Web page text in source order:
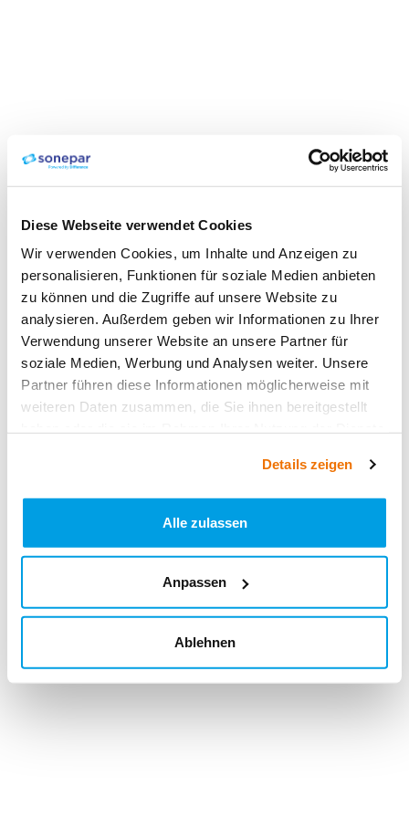
Diese Webseite verwendet Cookies
Wir verwenden Cookies, um Inhalte und Anzeigen zu
personalisieren, Funktionen für soziale Medien anbieten
zu können und die Zugriffe auf unsere Website zu
analysieren. Außerdem geben wir Informationen zu Ihrer
Verwendung unserer Website an unsere Partner für
soziale Medien, Werbung und Analysen weiter. Unsere
Partner führen diese Informationen möglicherweise mit
weiteren Daten zusammen, die Sie ihnen bereitgestellt
Details zeigen
Alle zulassen
Anpassen
Ablehnen